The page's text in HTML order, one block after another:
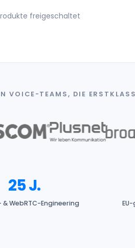
freigeschaltet
VOICE-TEAMS, DIE
25 J.
& WebRTC-Engineering